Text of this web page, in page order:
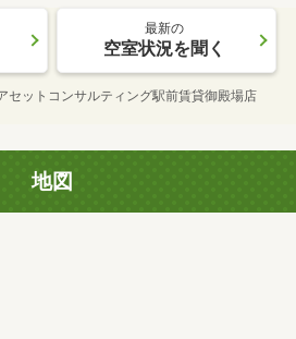
最新の
空室状況を聞く
セットコンサルティング駅前賃貸御殿場店
地図